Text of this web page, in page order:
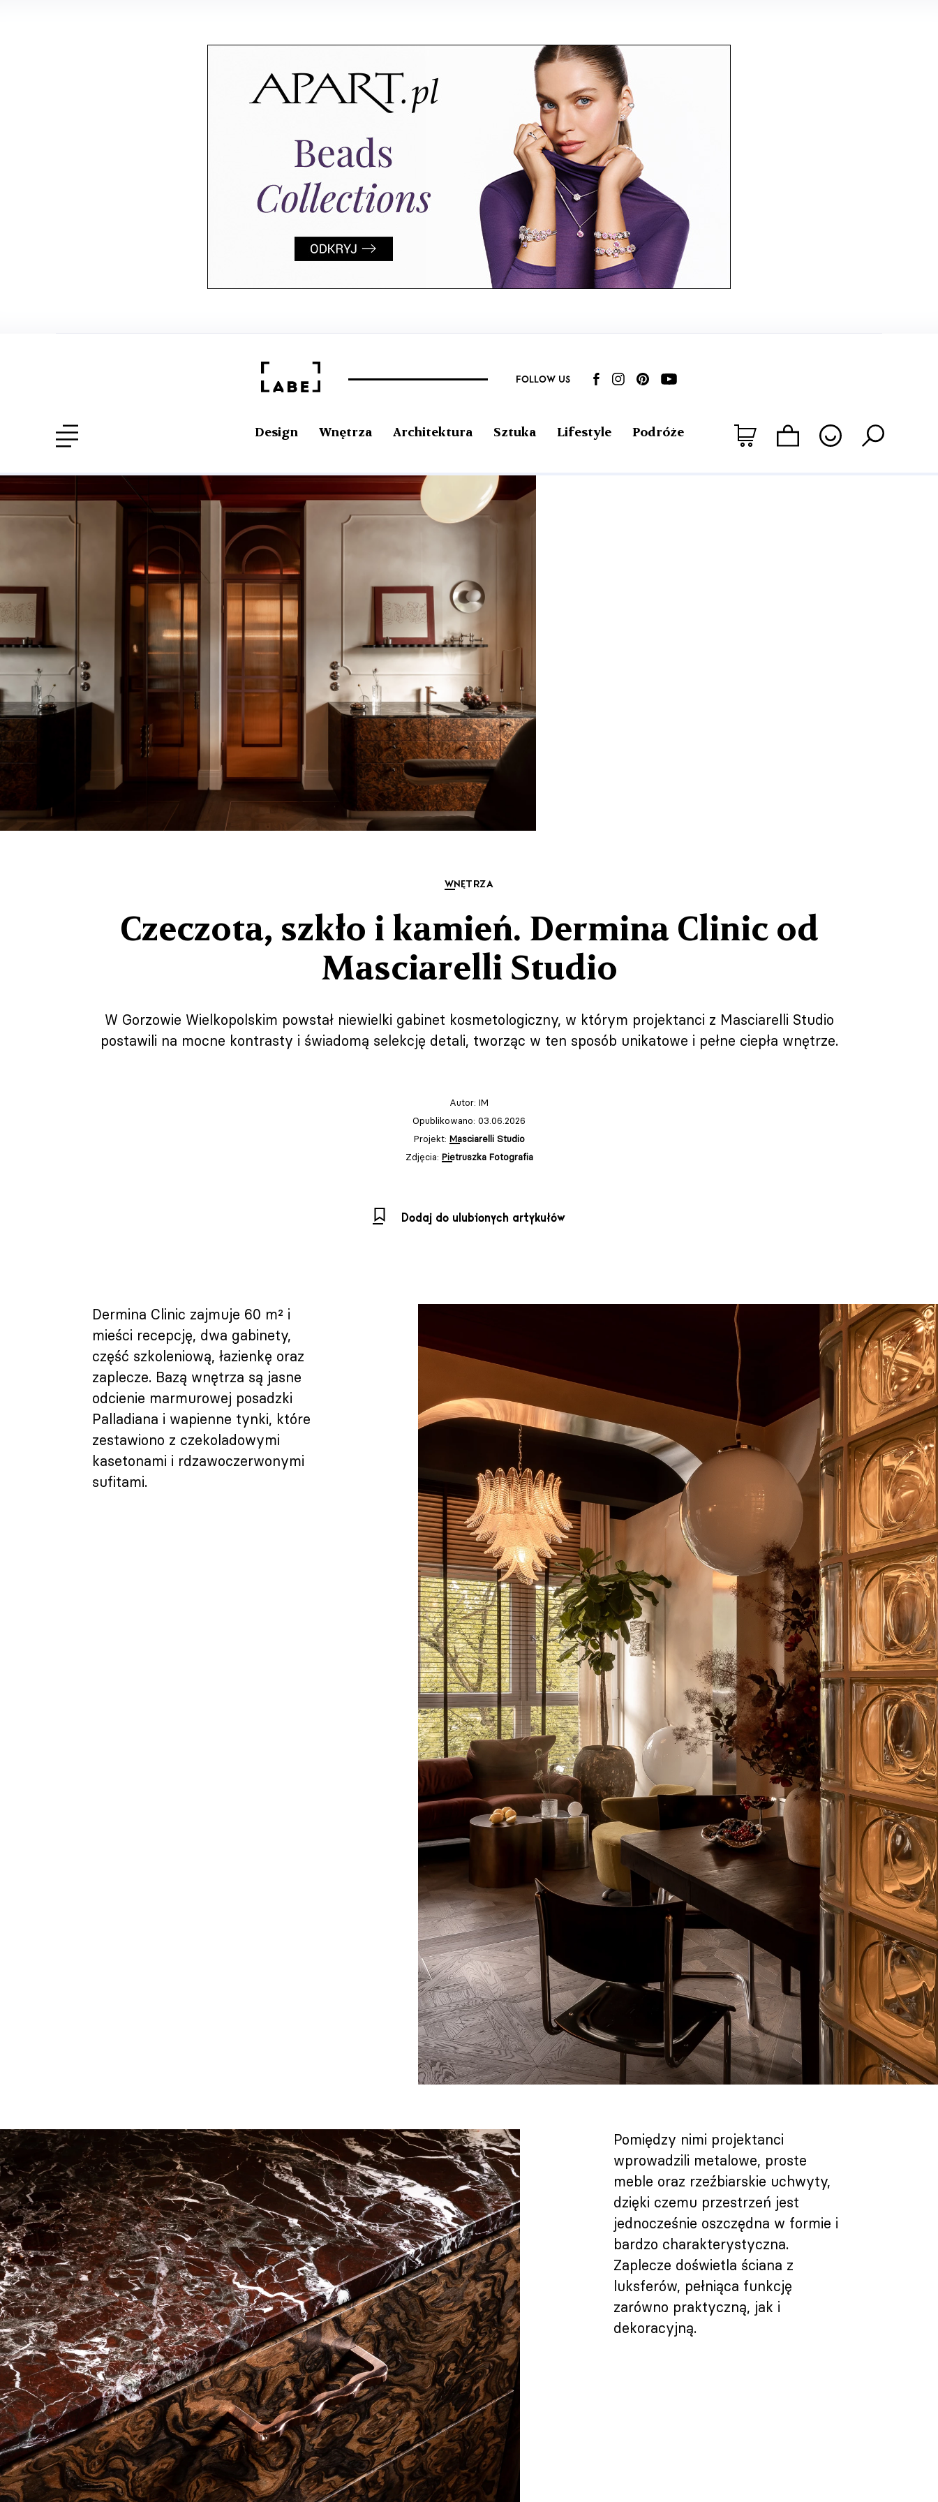
FOLLOW US
Design Wnętrza Architektura Sztuka Lifestyle Podróże
WNĘTRZA
Czeczota, szkło i kamień. Dermina Clinic od
Masciarelli Studio
W Gorzowie Wielkopolskim powstał niewielki gabinet kosmetologiczny, w którym projektanci z Masciarelli Studio
postawili na mocne kontrasty i świadomą selekcję detali, tworząc w ten sposób unikatowe i pełne ciepła wnętrze.
Autor: IM
Opublikowano: 03.06.2026
Projekt: Masciarelli Studio
Zdjęcia: Pietruszka Fotografia
Dodaj do ulubionych artykułów
Dermina Clinic zajmuje 60 m² i
mieści recepcję, dwa gabinety,
część szkoleniową, łazienkę oraz
zaplecze. Bazą wnętrza są jasne
odcienie marmurowej posadzki
Palladiana i wapienne tynki, które
zestawiono z czekoladowymi
kasetonami i rdzawoczerwonymi
sufitami.
Pomiędzy nimi projektanci
wprowadzili metalowe, proste
meble oraz rzeźbiarskie uchwyty,
dzięki czemu przestrzeń jest
jednocześnie oszczędna w formie i
bardzo charakterystyczna.
Zaplecze doświetla ściana z
luksferów, pełniąca funkcję
zarówno praktyczną, jak i
dekoracyjną.